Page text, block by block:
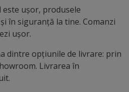
ușor, produsele
în siguranță la tine. Comanzi
ușor.
dintre opțiunile de livrare: prin
Livrarea în